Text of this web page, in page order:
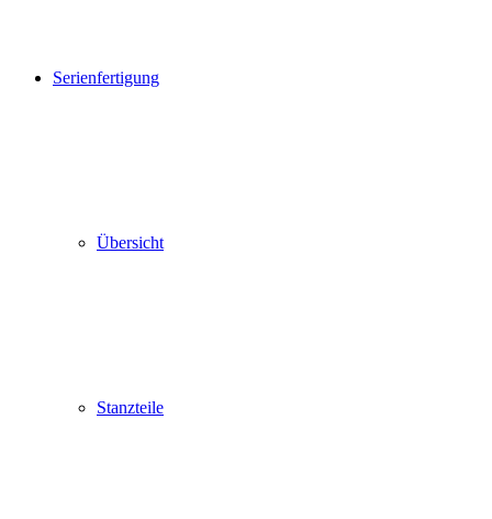
Serienfertigung
Übersicht
Stanzteile